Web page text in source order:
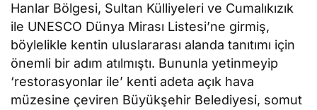
Hanlar Bölgesi, Sultan Külliyeleri ve Cumalıkızık
ile UNESCO Dünya Mirası Listesi’ne girmiş,
böylelikle kentin uluslararası alanda tanıtımı için
önemli bir adım atılmıştı. Bununla yetinmeyip
‘restorasyonlar ile’ kenti adeta açık hava
müzesine çeviren Büyükşehir Belediyesi, somut